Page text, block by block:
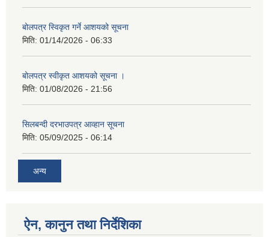
बोलपत्र स्विकृत गर्ने आशयको सूचना
मिति: 01/14/2026 - 06:33
बोलपत्र स्वीकृत आशयको सूचना ।
मिति: 01/08/2026 - 21:56
सिलबन्दी दरभाउपत्र आव्हान सूचना
मिति: 05/09/2025 - 06:14
अन्य
ऐन, कानुन तथा निर्देशिका